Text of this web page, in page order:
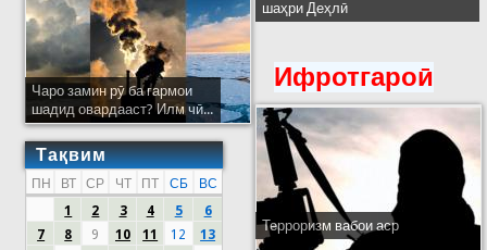
Чаро замин рӯ ба гармои
шадид овардааст? Илм чӣ...
Тақвим
ПН ВТ СР ЧТ ПТ СБ
ВС
1
2 3 4 5
6
7
8 9 10 11 12
13
шаҳри Деҳлӣ
Ифротгароӣ
Терроризм вабои аср